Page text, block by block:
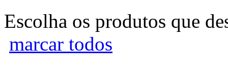
Escolha os produtos que
marcar todos